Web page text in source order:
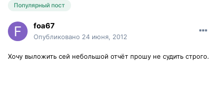
Популярный пост
foa67
Опубликовано 24 июня, 2012
Хочу выложить сей небольшой отчёт прошу не судить строго.